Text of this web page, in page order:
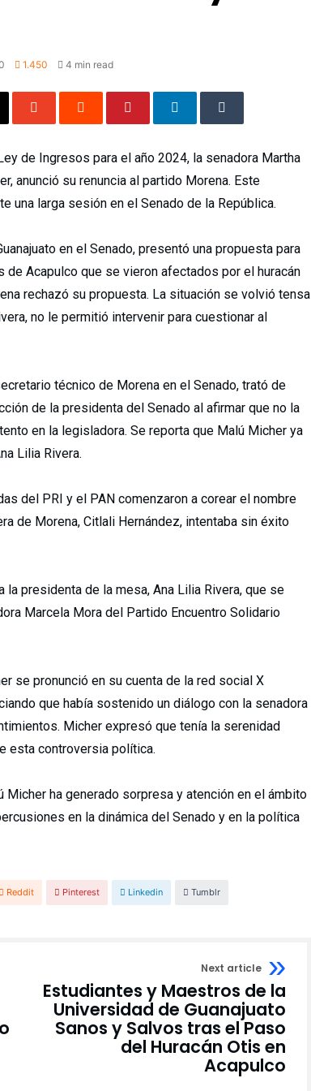
1.450 4 min read
de Ingresos para el año 2024, la senadora Martha
anunció su renuncia al partido Morena. Este
una larga sesión en el Senado de la República.
en el Senado, presentó una propuesta para
Acapulco que se vieron afectados por el huracán
rechazó su propuesta. La situación se volvió tensa
no le permitió intervenir para cuestionar al
técnico de Morena en el Senado, trató de
de la presidenta del Senado al afirmar que no la
en la legisladora. Se reporta que Malú Micher ya
Lilia Rivera.
del PRI y el PAN comenzaron a corear el nombre
de Morena, Citlali Hernández, intentaba sin éxito
la presidenta de la mesa, Ana Lilia Rivera, que se
Marcela Mora del Partido Encuentro Solidario
se pronunció en su cuenta de la red social X
que había sostenido un diálogo con la senadora
Micher expresó que tenía la serenidad
esta controversia política.
Micher ha generado sorpresa y atención en el ámbito
en la dinámica del Senado y en la política
Reddit Pinterest Linkedin Tumblr
Next article
Estudiantes y Maestros de la
Universidad de Guanajuato
Sanos y Salvos tras el Paso
del Huracán Otis en
Acapulco